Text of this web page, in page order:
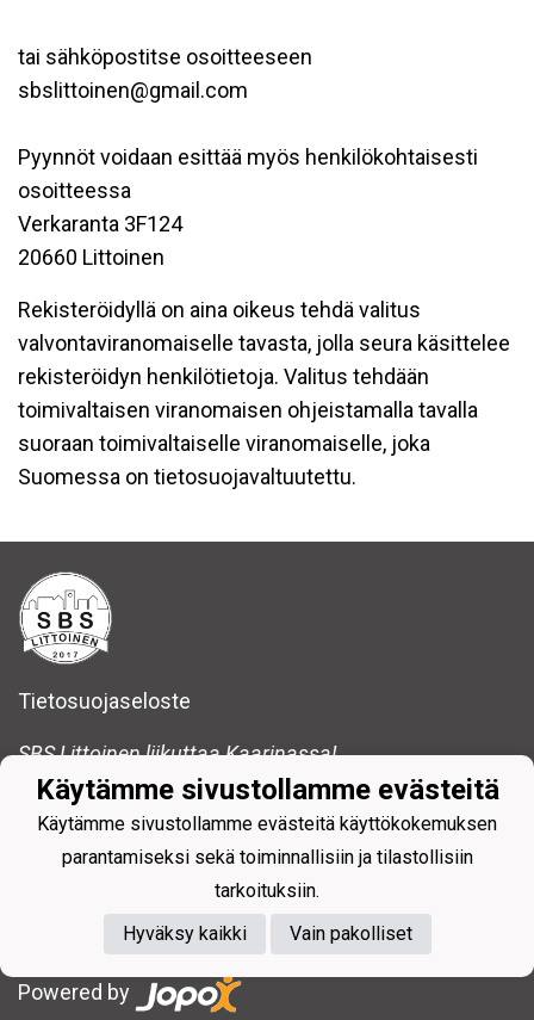
tai sähköpostitse osoitteeseen
sbslittoinen@gmail.com
Pyynnöt voidaan esittää myös henkilökohtaisesti
osoitteessa
Verkaranta 3F124
20660 Littoinen
Rekisteröidyllä on aina oikeus tehdä valitus
valvontaviranomaiselle tavasta, jolla seura käsittelee
rekisteröidyn henkilötietoja. Valitus tehdään
toimivaltaisen viranomaisen ohjeistamalla tavalla
suoraan toimivaltaiselle viranomaiselle, joka
Suomessa on tietosuojavaltuutettu.
Tietosuojaseloste
SBS Littoinen liikuttaa Kaarinassa!
SBS Littoinen ry
sbslittoinen@gmail.com
Powered by
Käytämme sivustollamme evästeitä
Käytämme sivustollamme evästeitä käyttökokemuksen
parantamiseksi sekä toiminnallisiin ja tilastollisiin
tarkoituksiin.
Hyväksy kaikki
Vain pakolliset